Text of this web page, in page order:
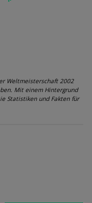
Weltmeisterschaft 2002
Mit einem Hintergrund
Statistiken und Fakten für